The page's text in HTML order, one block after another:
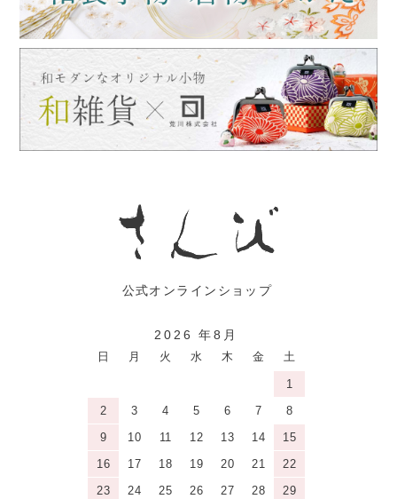
2026 年8月
日 月 火 水 木 金 土
1
2
3 4 5 6 7
8
9
10 11 12 13 14
15
16
17 18 19 20 21
22
23
24 25 26 27 28
29